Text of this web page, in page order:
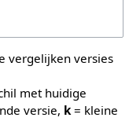
vergelijken versies
met huidige
versie, k= kleine